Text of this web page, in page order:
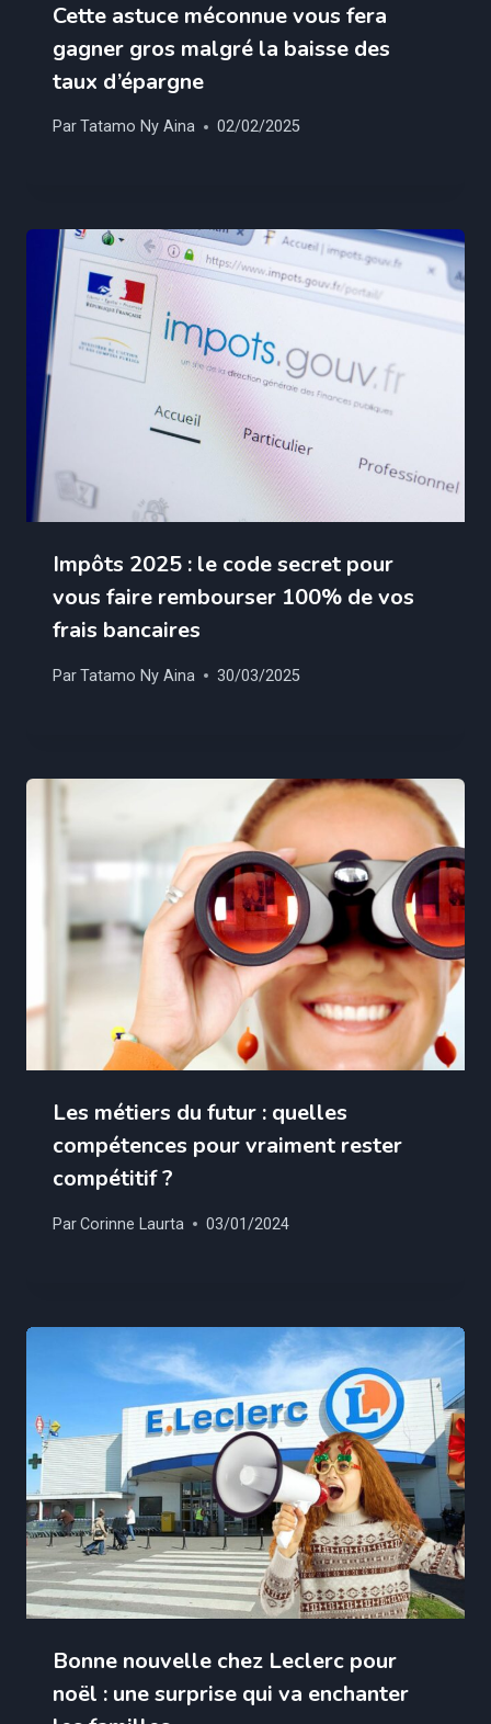
Cette astuce méconnue vous fera
gagner gros malgré la baisse des
taux d’épargne
Par Tatamo Ny Aina 02/02/2025
Impôts 2025 : le code secret pour
vous faire rembourser 100% de vos
frais bancaires
ParTatamo Ny Aina 30/03/2025
Les métiers du futur : quelles
compétences pour vraiment rester
compétitif ?
ParCorinne Laurta 03/01/2024
Bonne nouvelle chez Leclerc pour
noël : une surprise qui va enchanter